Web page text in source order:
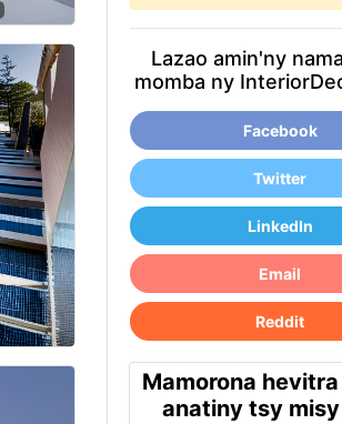
Lazao amin'ny
momba ny
Facebook
Twitter
LinkedIn
Email
Reddit
Mamorona
anatiny tsy